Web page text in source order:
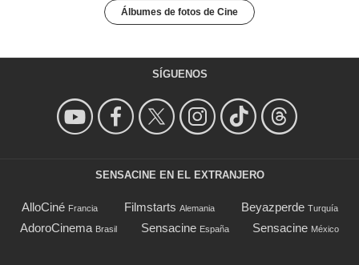
Álbumes de fotos de Cine
SÍGUENOS
SENSACINE EN EL EXTRANJERO
AlloCiné Francia Filmstarts Alemania Beyazperde Turquía
AdoroCinema Brasil Sensacine España Sensacine México